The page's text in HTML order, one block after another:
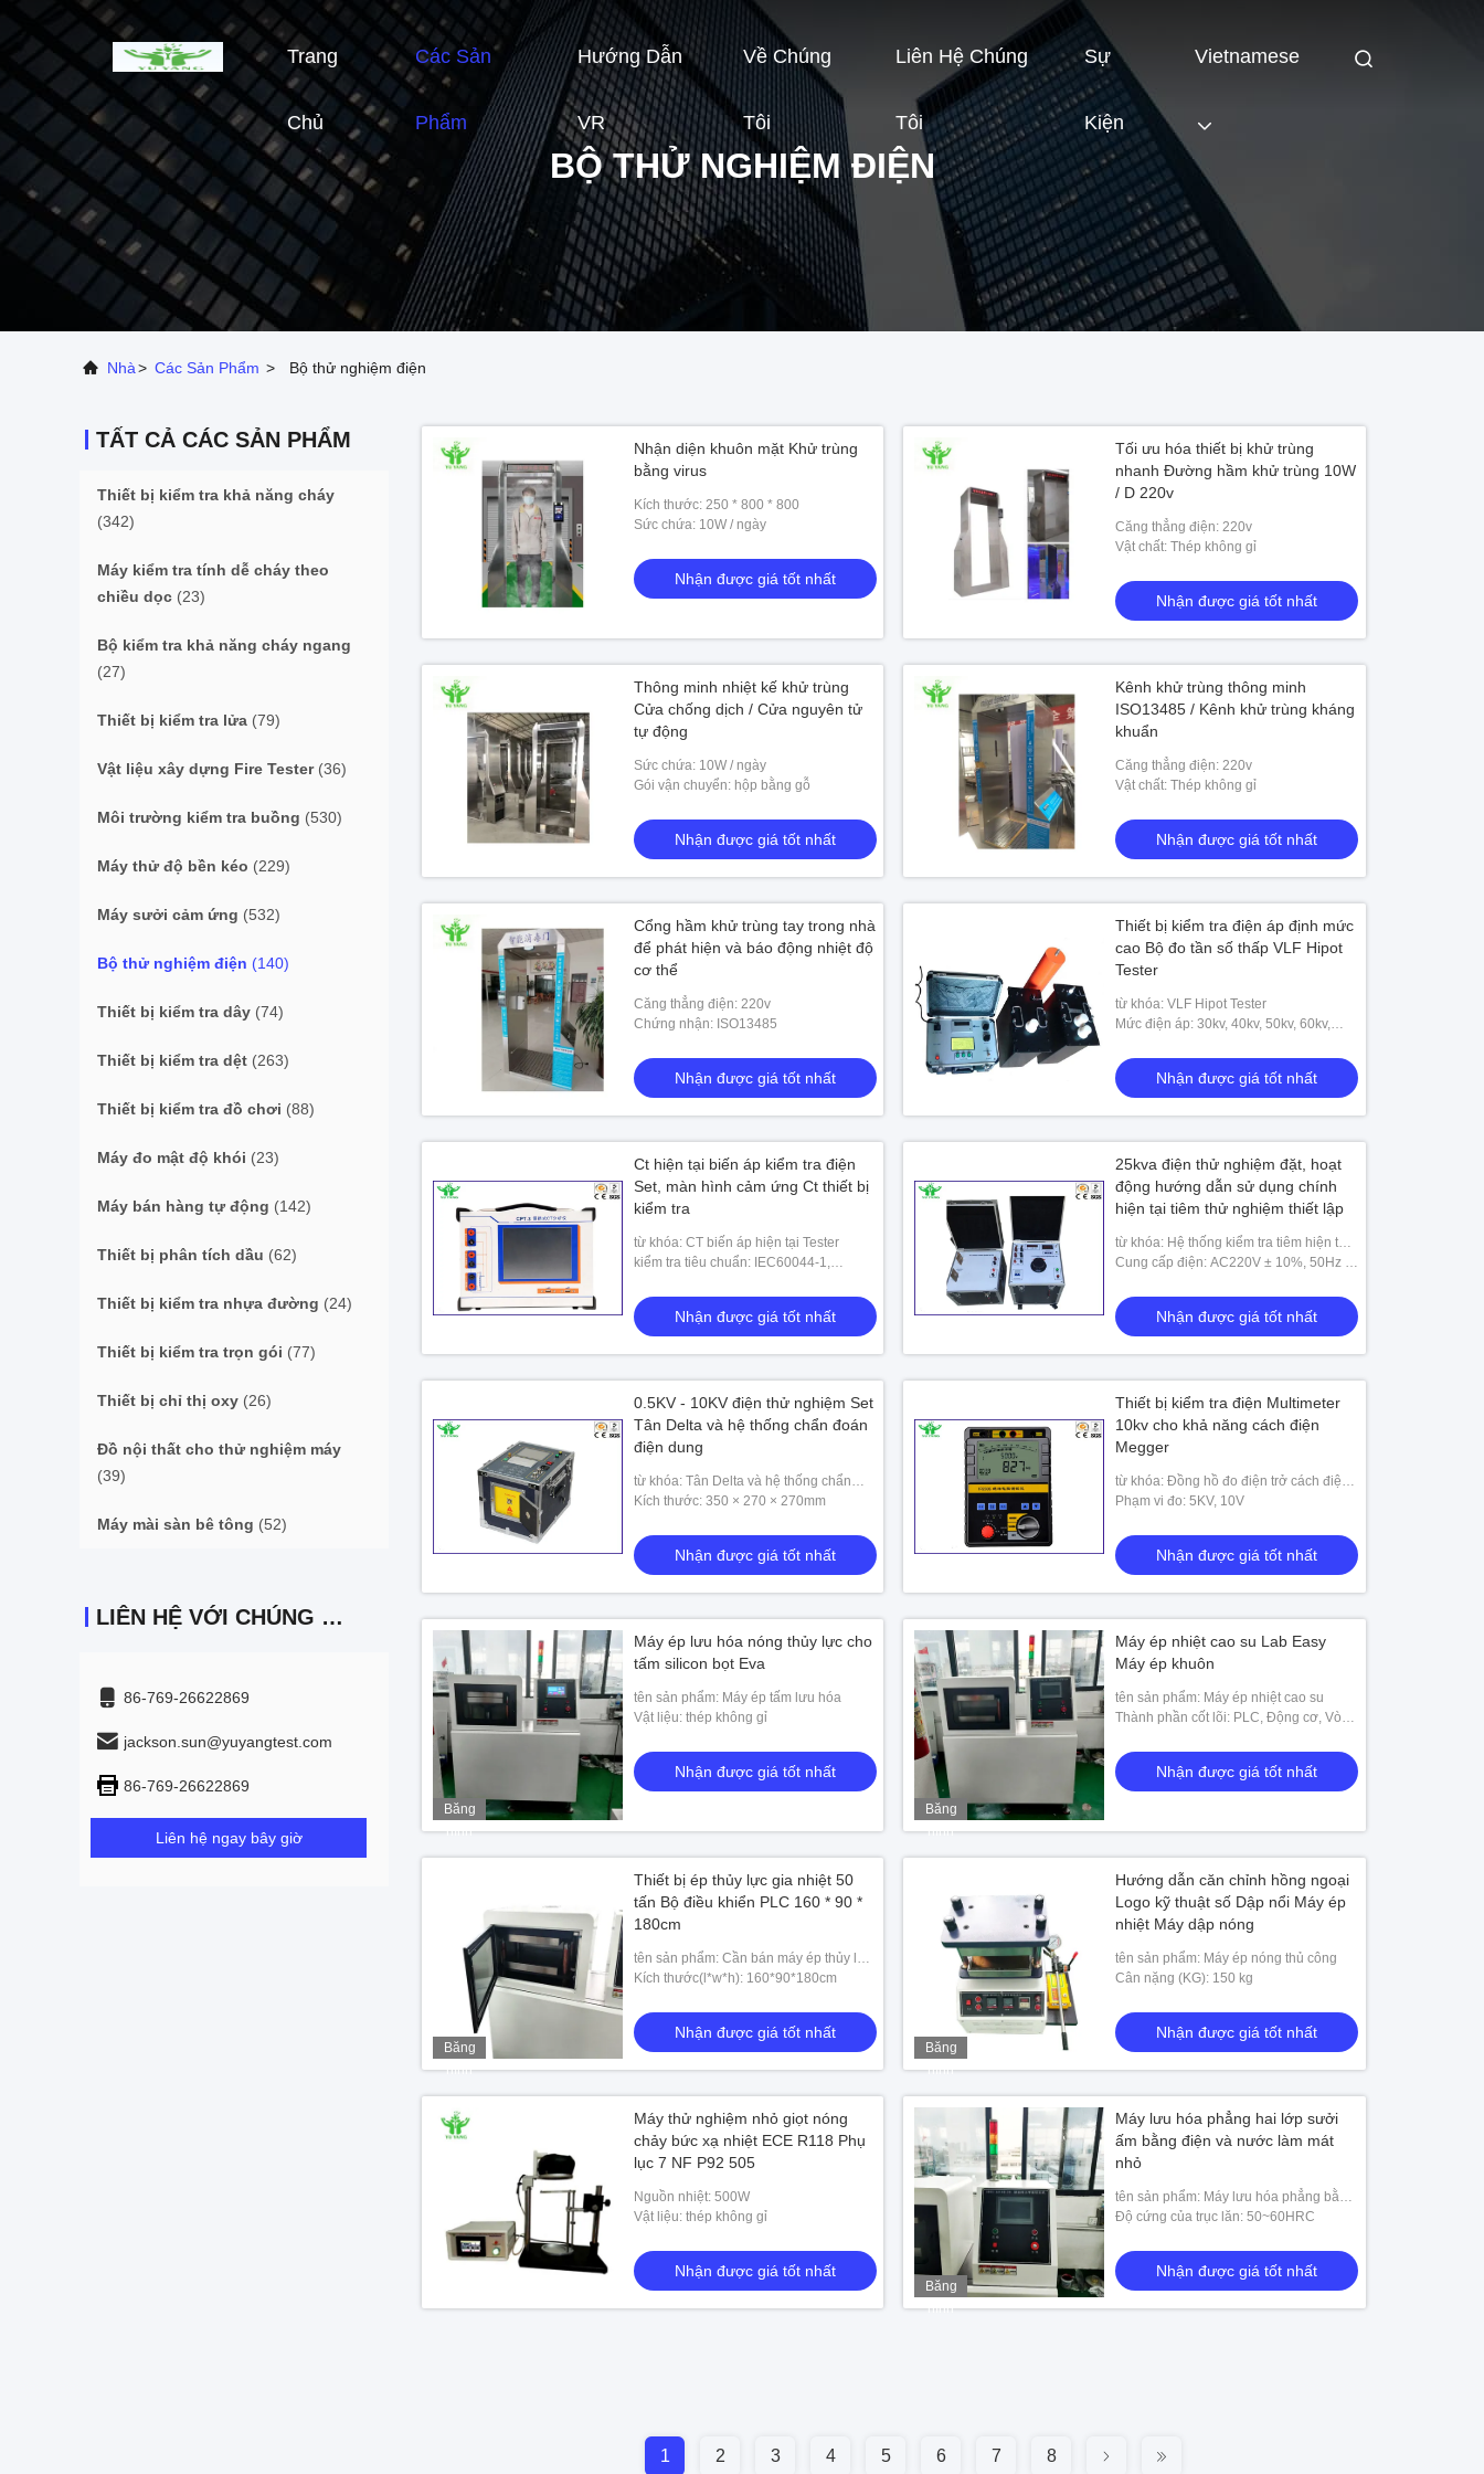
Trang
Chủ
Các Sản
Phẩm
Hướng Dẫn
VR
Về Chúng
Tôi
Liên Hệ Chúng
Tôi
Sự
Kiện
Vietnamese
BỘ THỬ NGHIỆM ĐIỆN
Nhà> Các Sản Phẩm > Bộ thử nghiệm điện
TẤT CẢ CÁC SẢN PHẨM
Thiết bị kiểm tra khả năng cháy
(342)
Máy kiểm tra tính dễ cháy theo
chiều dọc (23)
Bộ kiểm tra khả năng cháy ngang
(27)
Thiết bị kiểm tra lửa (79)
Vật liệu xây dựng Fire Tester(36)
Môi trường kiểm tra buồng (530)
Máy thử độ bền kéo (229)
Máy sưởi cảm ứng (532)
Bộ thử nghiệm điện (140)
Thiết bị kiểm tra dây (74)
Thiết bị kiểm tra dệt (263)
Thiết bị kiểm tra đồ chơi (88)
Máy đo mật độ khói (23)
Máy bán hàng tự động (142)
Thiết bị phân tích dầu (62)
Thiết bị kiểm tra nhựa đường (24)
Thiết bị kiểm tra trọn gói (77)
Thiết bị chỉ thị oxy (26)
Đồ nội thất cho thử nghiệm máy
(39)
Máy mài sàn bê tông (52)
LIÊN HỆ VỚI CHÚNG TÔI
86-769-26622869
jackson.sun@yuyangtest.com
86-769-26622869
Liên hệ ngay bây giờ
Nhận diện khuôn mặt Khử trùng
bằng virus
Kích thước: 250 * 800 * 800
Sức chứa: 10W / ngày
Nhận được giá tốt nhất
Tối ưu hóa thiết bị khử trùng
nhanh Đường hầm khử trùng 10W
/ D 220v
Căng thẳng điện: 220v
Vật chất: Thép không gỉ
Nhận được giá tốt nhất
Thông minh nhiệt kế khử trùng
Cửa chống dịch / Cửa nguyên tử
tự động
Sức chứa: 10W / ngày
Gói vận chuyển: hộp bằng gỗ
Nhận được giá tốt nhất
Kênh khử trùng thông minh
ISO13485 / Kênh khử trùng kháng
khuẩn
Căng thẳng điện: 220v
Vật chất: Thép không gỉ
Nhận được giá tốt nhất
Cổng hầm khử trùng tay trong nhà
để phát hiện và báo động nhiệt độ
cơ thể
Căng thẳng điện: 220v
Chứng nhận: ISO13485
Nhận được giá tốt nhất
Thiết bị kiểm tra điện áp định mức
cao Bộ đo tần số thấp VLF Hipot
Tester
từ khóa: VLF Hipot Tester
Mức điện áp: 30kv, 40kv, 50kv, 60kv,
Nhận được giá tốt nhất
Ct hiện tại biến áp kiểm tra điện
Set, màn hình cảm ứng Ct thiết bị
kiểm tra
từ khóa: CT biến áp hiện tại Tester
kiểm tra tiêu chuẩn: IEC60044-1,
C57.13
Nhận được giá tốt nhất
25kva điện thử nghiệm đặt, hoạt
động hướng dẫn sử dụng chính
hiện tại tiêm thử nghiệm thiết lập
từ khóa: Hệ thống kiểm tra tiêm hiện tại
chính
Cung cấp điện: AC220V ± 10%, 50Hz /
Nhận được giá tốt nhất
0.5KV - 10KV điện thử nghiệm Set
Tân Delta và hệ thống chẩn đoán
điện dung
từ khóa: Tân Delta và hệ thống chẩn
đoán điện dung
Kích thước: 350 × 270 × 270mm
Nhận được giá tốt nhất
Thiết bị kiểm tra điện Multimeter
10kv cho khả năng cách điện
Megger
từ khóa: Đồng hồ đo điện trở cách điện
Megger
Phạm vi đo: 5KV, 10V
Nhận được giá tốt nhất
Băng
hình
Máy ép lưu hóa nóng thủy lực cho
tấm silicon bọt Eva
tên sản phẩm: Máy ép tấm lưu hóa
Vật liệu: thép không gỉ
Nhận được giá tốt nhất
Băng
hình
Máy ép nhiệt cao su Lab Easy
Máy ép khuôn
tên sản phẩm: Máy ép nhiệt cao su
Thành phần cốt lõi: PLC, Động cơ, Vòng
Nhận được giá tốt nhất
Băng
hình
Thiết bị ép thủy lực gia nhiệt 50
tấn Bộ điều khiển PLC 160 * 90 *
180cm
tên sản phẩm: Cần bán máy ép thủy lực
50 tấn
Kích thước(l*w*h): 160*90*180cm
Nhận được giá tốt nhất
Băng
hình
Hướng dẫn căn chỉnh hồng ngoại
Logo kỹ thuật số Dập nổi Máy ép
nhiệt Máy dập nóng
tên sản phẩm: Máy ép nóng thủ công
Cân nặng (KG): 150 kg
Nhận được giá tốt nhất
Máy thử nghiệm nhỏ giọt nóng
chảy bức xạ nhiệt ECE R118 Phụ
lục 7 NF P92 505
Nguồn nhiệt: 500W
Vật liệu: thép không gỉ
Nhận được giá tốt nhất
Băng
hình
Máy lưu hóa phẳng hai lớp sưởi
ấm bằng điện và nước làm mát
nhỏ
tên sản phẩm: Máy lưu hóa phẳng bằng
điện và nước
Độ cứng của trục lăn: 50~60HRC
Nhận được giá tốt nhất
1 2 3 4 5 6 7 8